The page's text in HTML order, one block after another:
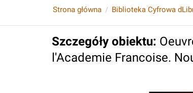
Strona główna Biblioteka Cyfrowa
Szczegóły obiektu:
l'Academie Francoise.